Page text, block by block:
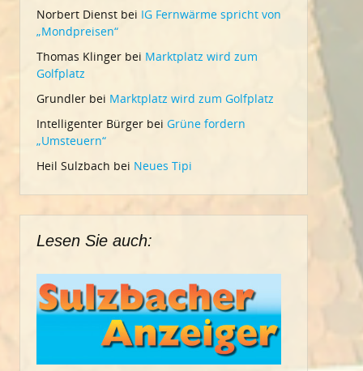
Norbert Dienst bei IG Fernwärme spricht von
„Mondpreisen“
Thomas Klinger bei Marktplatz wird zum
Golfplatz
Grundler bei Marktplatz wird zum Golfplatz
Intelligenter Bürger bei Grüne fordern
„Umsteuern“
Heil Sulzbach bei Neues Tipi
Lesen Sie auch: